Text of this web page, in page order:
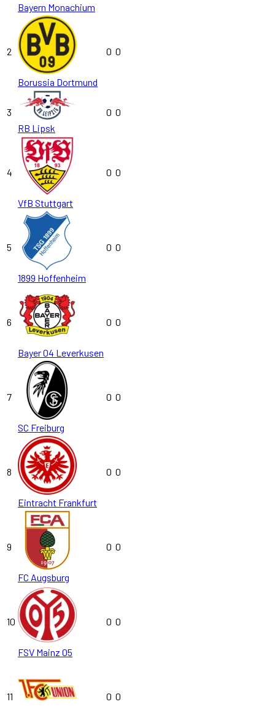
Bayern Monachium
2
Borussia Dortmund
0 0
3
RB Lipsk
0 0
4
VfB Stuttgart
0 0
5
1899 Hoffenheim
0 0
6
Bayer 04 Leverkusen
0 0
7
SC Freiburg
0 0
8
Eintracht Frankfurt
0 0
9
FC Augsburg
0 0
10
FSV Mainz 05
0 0
11 0 0